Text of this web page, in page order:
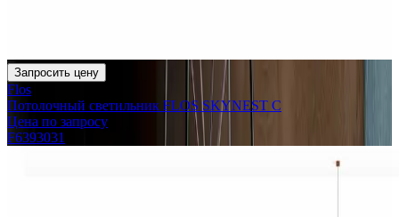
Запросить цену
Flos
Потолочный светильник FLOS SKYNEST C
Цена по запросу
F6393031